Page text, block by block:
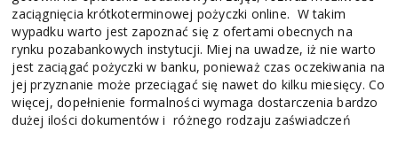
zaciągnięcia krótkoterminowej pożyczki online. W takim
wypadku warto jest zapoznać się z ofertami obecnych na
rynku pozabankowych instytucji. Miej na uwadze, iż nie warto
jest zaciągać pożyczki w banku, ponieważ czas oczekiwania na
jej przyznanie może przeciągać się nawet do kilku miesięcy. Co
więcej, dopełnienie formalności wymaga dostarczenia bardzo
dużej ilości dokumentów i różnego rodzaju zaświadczeń